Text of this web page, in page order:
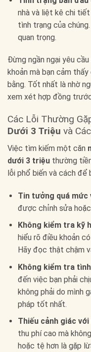
nhà và liệt kê chi
tình trạng của
quan trọng.
Đừng ngần ngại yêu
khoản mà bạn cảm
bằng. Tốt nhất là nhờ
xem xét hợp đồng
Các Lỗi Thường
Dưới 3 Triệu và
Việc tìm kiếm một căn
dưới 3 triệu thường
lỗi phổ biến và cách để
Tin tưởng quá mức
được chỉnh sửa
Không kiểm tra kỹ
hiểu rõ điều khoản
Hãy đọc thật chậm
Không kiểm tra
đến việc bạn phải
không phải do mình
pháp tốt nhất.
Thiếu cảnh giác
thu phí cao mà
hoặc tệ hơn là gặp